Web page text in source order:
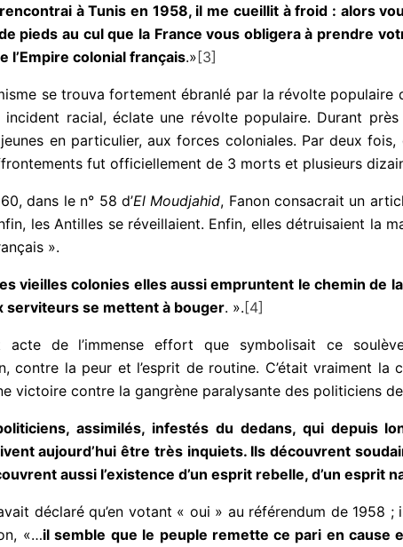
à Tunis en 1958, il me cueillit à froid : alors
pieds au cul que la France vous obligera à prendre
l’Empire colonial français.»[3]
se trouva fortement ébranlé par la révolte
incident racial, éclate une révolte populaire. Durant
en particulier, aux forces coloniales. Par deux
fut officiellement de 3 morts et plusieurs
dans le n° 58 d’El Moudjahid, Fanon consacrait un
les Antilles se réveillaient. Enfin, elles détruisaient la
».
vieilles colonies elles aussi empruntent le chemin de
serviteurs se mettent à bouger. ».[4]
acte de l’immense effort que symbolisait ce
contre la peur et l’esprit de routine. C’était vraiment
victoire contre la gangrène paralysante des politiciens
assimilés, infestés du dedans, qui depuis
aujourd’hui être très inquiets. Ils découvrent
aussi l’existence d’un esprit rebelle, d’un esprit
déclaré qu’en votant « oui » au référendum de
«…il semble que le peuple remette ce pari en cause